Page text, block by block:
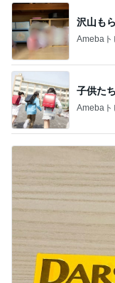
子供た
Amebaト
だいた 片っ端から食
Amebaトピックス 1日前